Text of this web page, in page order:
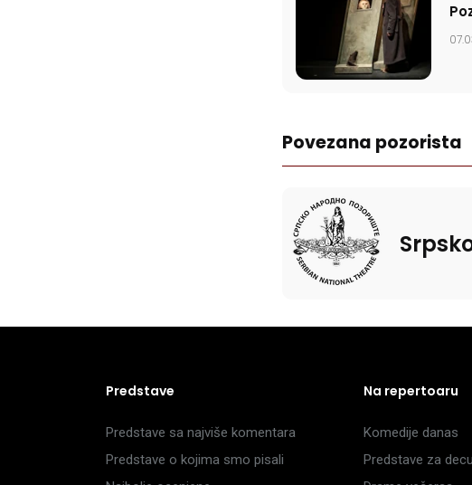
Povezana pozorista
Predstave
Predstave sa najviše komentara
Predstave o kojima smo pisali
Na repertoaru
Komedije danas
Predstave za